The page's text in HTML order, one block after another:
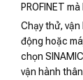
PROFINET
Chạy thử,
động hoặc
chọn
vận hành